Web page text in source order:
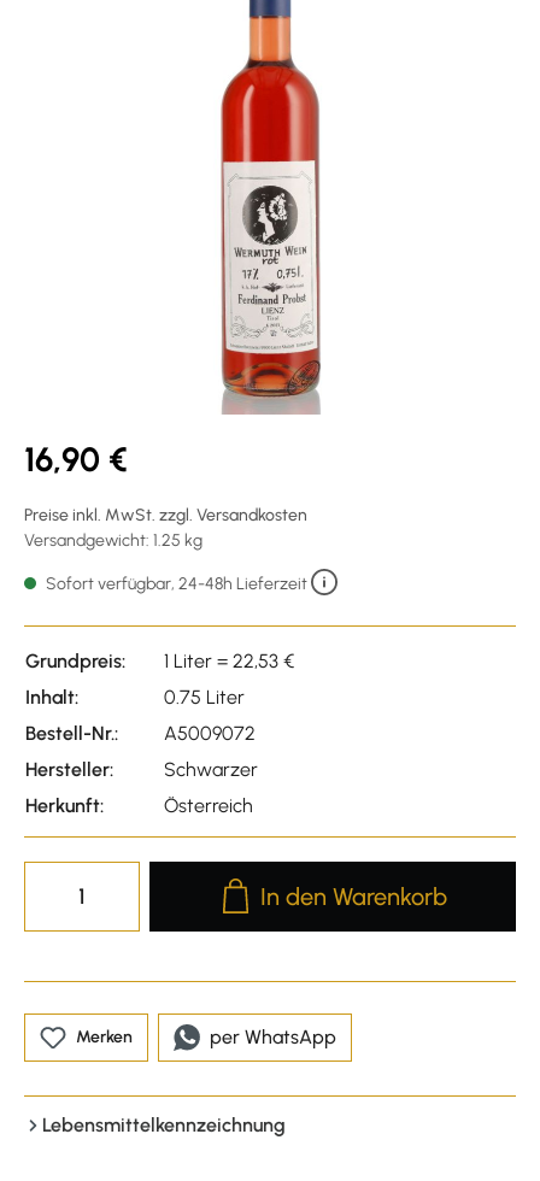
16,90 €
Preise inkl. MwSt. zzgl. Versandkosten
Versandgewicht: 1.25 kg
Sofort verfügbar, 24-48h Lieferzeit
Grundpreis:
1 Liter = 22,53 €
Inhalt:
0.75 Liter
Bestell-Nr.:
A5009072
Hersteller:
Schwarzer
Herkunft:
Österreich
Produkt Anzahl: Gib den
In den Warenkorb
Merken per WhatsApp
Lebensmittelkennzeichnung